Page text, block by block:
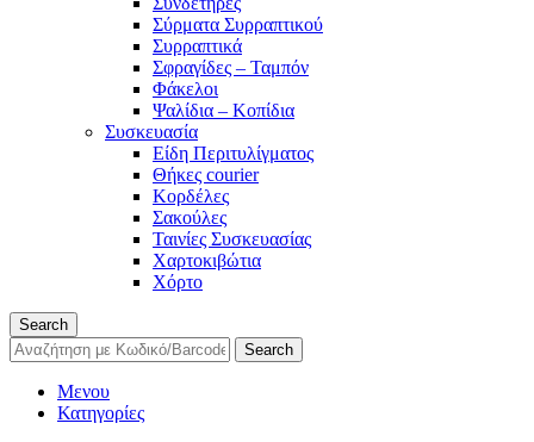
Σύρματα Συρραπτικού
Συρραπτικά
Σφραγίδες – Ταμπόν
Φάκελοι
Ψαλίδια – Κοπίδια
Συσκευασία
Είδη Περιτυλίγματος
Θήκες courier
Κορδέλες
Σακούλες
Ταινίες Συσκευασίας
Χαρτοκιβώτια
Χόρτο
Search
Search
Μενου
Κατηγορίες